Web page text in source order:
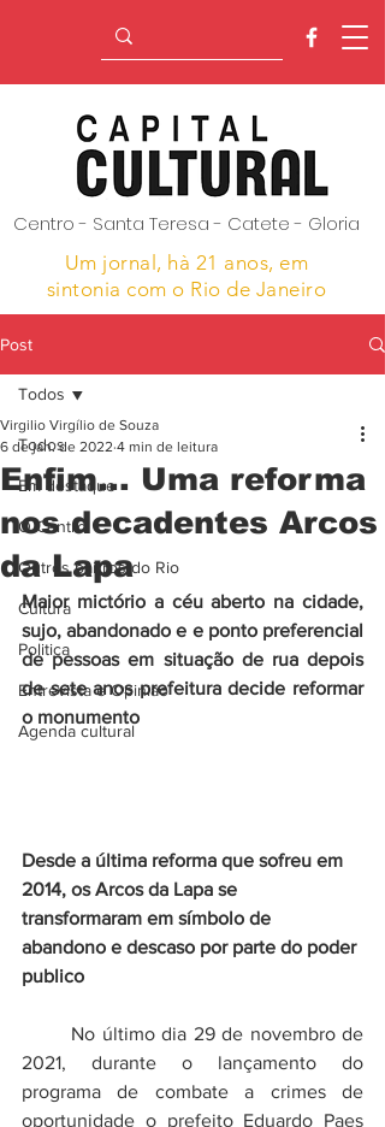
Centro - Santa Teresa - Catete - Gloria
Um jornal, hà 21 anos, em
sintonia com o Rio de Janeiro
Post
Todos
Em destaque
O Centro
Outros bairros do Rio
Cultura
Politica
Entrevista e Opiniao
Agenda cultural
Todos
Enfim... Uma reforma
nos decadentes Arcos
da Lapa
Virgilio Virgílio de Souza
6 de jan. de 2022 4 min de leitura
Maior mictório a céu aberto na cidade,
sujo, abandonado e e ponto preferencial
de pessoas em situação de rua depois
de sete anos prefeitura decide reformar
o monumento
Desde a última reforma que sofreu em
2014, os Arcos da Lapa se
transformaram em símbolo de
abandono e descaso por parte do poder
publico
2021, durante o lançamento do
programa de
combate a crimes de
oportunidade o prefeito Eduardo Paes